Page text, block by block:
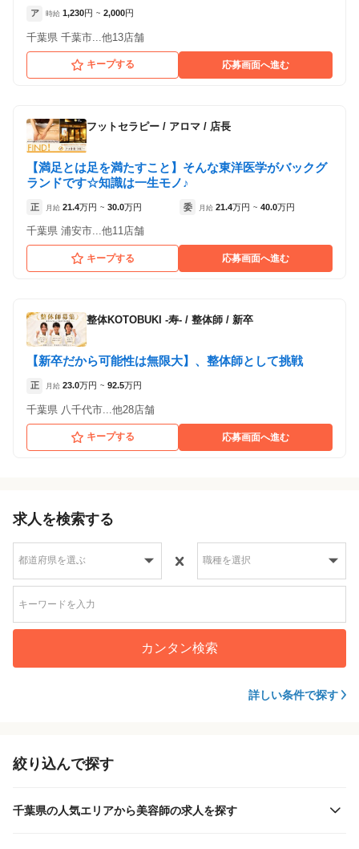
求人を検索する
カンタン検索
詳しい条件で探す
ア 時給 1,230円 ~ 2,000円
千葉県 千葉市...他13店舗
キープする 応募画面へ進む
フットセラピー / アロマ / 店長
【満足とは足を満たすこと】そんな東洋医学がバックグ
ランドです☆知識は一生モノ♪
正 月給 21.4万円 ~ 30.0万円 委 月給 21.4万円 ~ 40.0万円
千葉県 浦安市...他11店舗
キープする 応募画面へ進む
整体KOTOBUKI -寿- / 整体師 / 新卒
【新卒だから可能性は無限大】、整体師として挑戦
正 月給 23.0万円 ~ 92.5万円
千葉県 八千代市...他28店舗
キープする 応募画面へ進む
絞り込んで探す
千葉県の人気エリアから美容師の求人を探す